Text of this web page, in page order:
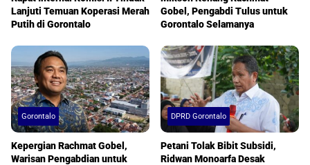
Lanjuti Temuan Koperasi Merah
Putih di Gorontalo
Gobel, Pengabdi Tulus untuk
Gorontalo Selamanya
Gorontalo
Kepergian Rachmat Gobel,
Warisan Pengabdian untuk
DPRD Gorontalo
Petani Tolak Bibit Subsidi,
Ridwan Monoarfa Desak